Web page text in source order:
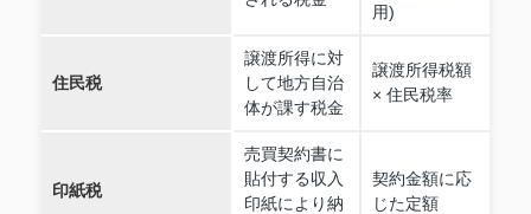
用)
住民税
譲渡所得に対
して地方自治
体が課す税金
譲渡所得税額
× 住民税率
印紙税
売買契約書に
貼付する収入
印紙により納
契約金額に応
じた定額